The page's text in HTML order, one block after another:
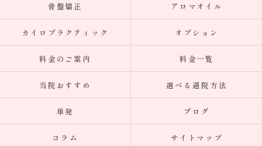
骨盤矯正 アロマオイル
カイロプラクティック オプション
料金のご案内 料金一覧
当院おすすめ 選べる通院方法
単発 ブログ
コラム サイトマップ